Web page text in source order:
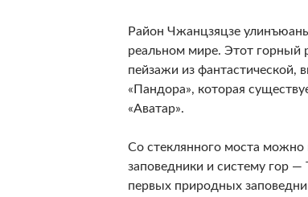
Район Чжанцзяцзе
реальном мире. Этот
пейзажи из
«Пандора», которая
«Аватар».
Со стеклянного моста
заповедники и систему гор
первых природных